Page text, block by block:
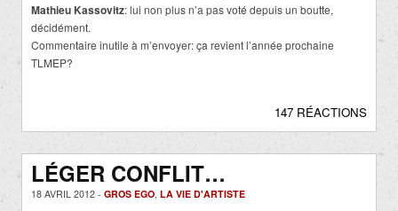
Mathieu Kassovitz: lui non plus n’a pas voté depuis un boutte,
décidément.
Commentaire inutile à m’envoyer: ça revient l’année prochaine
TLMEP?
147 RÉACTIONS
LÉGER CONFLIT…
18 AVRIL 2012 - GROS EGO LA VIE D'ARTISTE